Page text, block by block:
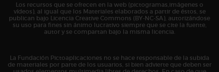
Los recursos que se ofrecen en la web (pictogramas,imágenes o
vídeos), al igual que los Materiales elaborados a partir de éstos, se
publican bajo Licencia Creative Commons (BY-NC-SA), autorizándose
su uso para fines sin ánimo lucrativo siempre que se cite la fuente,
autor y se compartan bajo la misma licencia.
La Fundación Pictoaplicaciones no se hace responsable de la subida
de materiales por parte de los usuarios, si bien advierte que deben ser